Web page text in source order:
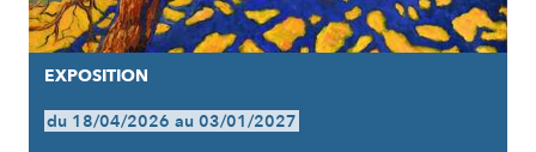
EXPOSITION
du 18/04/2026 au 03/01/2027